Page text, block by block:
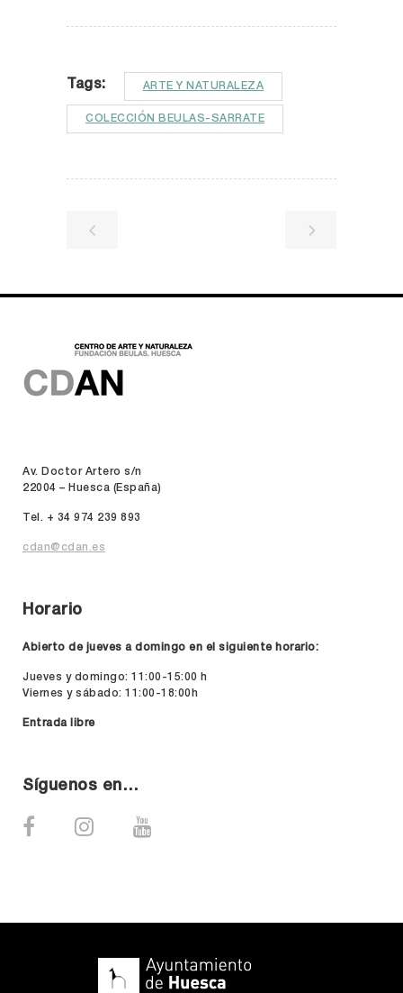
Tags: ARTE Y NATURALEZA
COLECCIÓN BEULAS-SARRATE
Av. Doctor Artero s/n
22004 – Huesca (España)
Tel. + 34 974 239 893
cdan@cdan.es
Horario
Abierto de jueves a domingo en el siguiente horario:
Jueves y domingo: 11:00-15:00 h
Viernes y sábado: 11:00-18:00h
Entrada libre
Síguenos en…